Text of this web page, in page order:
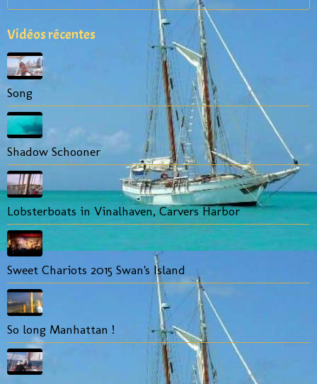
Vidéos récentes
Song
Shadow Schooner
Lobsterboats in Vinalhaven, Carvers Harbor
Sweet Chariots 2015 Swan's Island
So long Manhattan !